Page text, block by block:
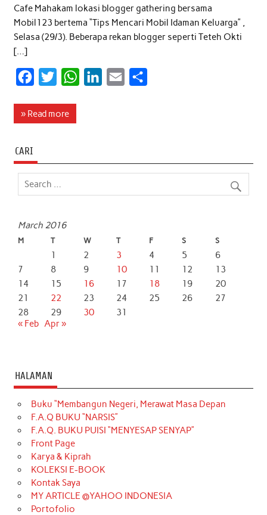
Cafe Mahakam lokasi blogger gathering bersama
Mobil123 bertema “Tips Mencari Mobil Idaman Keluarga” ,
Selasa (29/3). Beberapa rekan blogger seperti Teteh Okti
[…]
c
o
o
i
e
r
W
A
d
» Read more
CARI
March 2016
M T W T F S S
1 2 3 4 5
6
7
8 9 10 11 12
13
14
15 16 17 18 19
20
21
22 23 24 25 26
27
28
29 30
31
« Feb Apr »
HALAMAN
Buku “Membangun Negeri, Merawat Masa Depan
F.A.Q BUKU “NARSIS”
F.A.Q. BUKU PUISI “MENYESAP SENYAP”
Front Page
Karya & Kiprah
KOLEKSI E-BOOK
Kontak Saya
MY ARTICLE @YAHOO INDONESIA
Portofolio